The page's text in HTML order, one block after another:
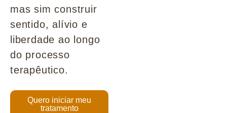
mas sim construir
sentido, alívio e
liberdade ao longo
do processo
terapêutico.
Quero iniciar meu
tratamento